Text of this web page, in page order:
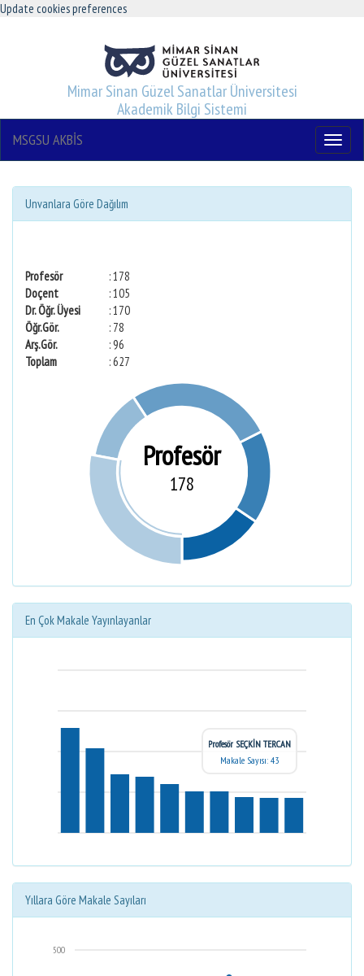
Update cookies preferences
Mimar Sinan Güzel Sanatlar Üniversitesi
Akademik Bilgi Sistemi
Menu
MSGSU AKBİS
Unvanlara Göre Dağılım
Profesör
: 178
Doçent
: 105
Dr. Öğr. Üyesi
: 170
Öğr.Gör.
: 78
Arş.Gör.
: 96
Toplam
: 627
Profesör
178
En Çok Makale Yayınlayanlar
Profesör SEÇKİN TERCAN
Makale Sayısı: 43
Yıllara Göre Makale Sayıları
500